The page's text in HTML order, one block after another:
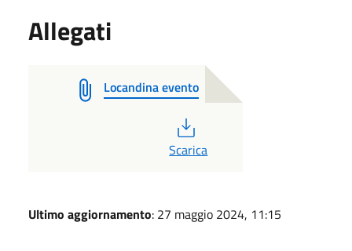
Allegati
Locandina evento
Scarica
Ultimo aggiornamento: 27 maggio 2024, 11:15